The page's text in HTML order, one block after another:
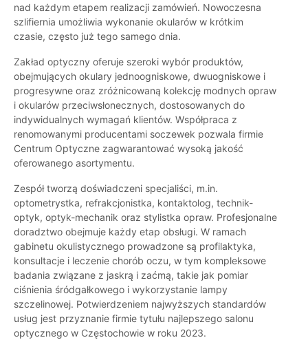
nad każdym etapem realizacji zamówień. Nowoczesna
szlifiernia umożliwia wykonanie okularów w krótkim
czasie, często już tego samego dnia.
Zakład optyczny oferuje szeroki wybór produktów,
obejmujących okulary jednoogniskowe, dwuogniskowe i
progresywne oraz zróżnicowaną kolekcję modnych opraw
i okularów przeciwsłonecznych, dostosowanych do
indywidualnych wymagań klientów. Współpraca z
renomowanymi producentami soczewek pozwala firmie
Centrum Optyczne zagwarantować wysoką jakość
oferowanego asortymentu.
Zespół tworzą doświadczeni specjaliści, m.in.
optometrystka, refrakcjonistka, kontaktolog, technik-
optyk, optyk-mechanik oraz stylistka opraw. Profesjonalne
doradztwo obejmuje każdy etap obsługi. W ramach
gabinetu okulistycznego prowadzone są profilaktyka,
konsultacje i leczenie chorób oczu, w tym kompleksowe
badania związane z jaskrą i zaćmą, takie jak pomiar
ciśnienia śródgałkowego i wykorzystanie lampy
szczelinowej. Potwierdzeniem najwyższych standardów
usług jest przyznanie firmie tytułu najlepszego salonu
optycznego w Częstochowie w roku 2023.